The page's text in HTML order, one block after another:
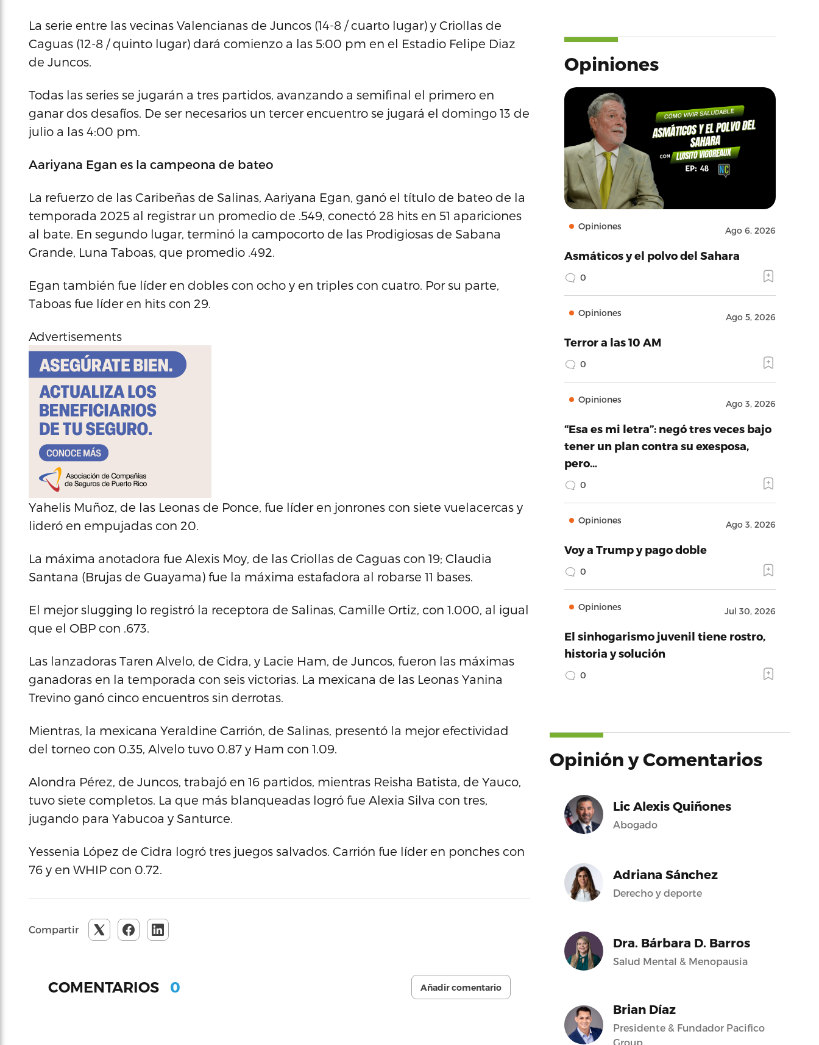
La serie entre las vecinas Valencianas de Juncos (14-8 / cuarto lugar) y Criollas de
Caguas (12-8 / quinto lugar) dará comienzo a las 5:00 pm en el Estadio Felipe Diaz
de Juncos.
Todas las series se jugarán a tres partidos, avanzando a semifinal el primero en
ganar dos desafíos. De ser necesarios un tercer encuentro se jugará el domingo 13 de
julio a las 4:00 pm.
Aariyana Egan es la campeona de bateo
La refuerzo de las Caribeñas de Salinas, Aariyana Egan, ganó el título de bateo de la
temporada 2025 al registrar un promedio de .549, conectó 28 hits en 51 apariciones
al bate. En segundo lugar, terminó la campocorto de las Prodigiosas de Sabana
Grande, Luna Taboas, que promedio .492.
Egan también fue líder en dobles con ocho y en triples con cuatro. Por su parte,
Taboas fue líder en hits con 29.
Advertisements
Yahelis Muñoz, de las Leonas de Ponce, fue líder en jonrones con siete vuelacercas y
lideró en empujadas con 20.
La máxima anotadora fue Alexis Moy, de las Criollas de Caguas con 19; Claudia
Santana (Brujas de Guayama) fue la máxima estafadora al robarse 11 bases.
El mejor slugging lo registró la receptora de Salinas, Camille Ortiz, con 1.000, al igual
que el OBP con .673.
Las lanzadoras Taren Alvelo, de Cidra, y Lacie Ham, de Juncos, fueron las máximas
ganadoras en la temporada con seis victorias. La mexicana de las Leonas Yanina
Trevino ganó cinco encuentros sin derrotas.
Mientras, la mexicana Yeraldine Carrión, de Salinas, presentó la mejor efectividad
del torneo con 0.35, Alvelo tuvo 0.87 y Ham con 1.09.
Alondra Pérez, de Juncos, trabajó en 16 partidos, mientras Reisha Batista, de Yauco,
tuvo siete completos. La que más blanqueadas logró fue Alexia Silva con tres,
jugando para Yabucoa y Santurce.
Yessenia López de Cidra logró tres juegos salvados. Carrión fue líder en ponches con
76 y en WHIP con 0.72.
Compartir
COMENTARIOS 0 Añadir comentario
Opiniones
Opiniones Ago 6, 2026
Asmáticos y el polvo del Sahara
0
Opiniones Ago 5, 2026
Terror a las 10 AM
0
Opiniones Ago 3, 2026
“Esa es mi letra”: negó tres veces bajo
tener un plan contra su exesposa,
pero…
0
Opiniones Ago 3, 2026
Voy a Trump y pago doble
0
Opiniones Jul 30, 2026
El sinhogarismo juvenil tiene rostro,
historia y solución
0
Opinión y Comentarios
Lic Alexis Quiñones
Abogado
Adriana Sánchez
Derecho y deporte
Dra. Bárbara D. Barros
Salud Mental & Menopausia
Brian Díaz
Presidente & Fundador Pacifico
Group